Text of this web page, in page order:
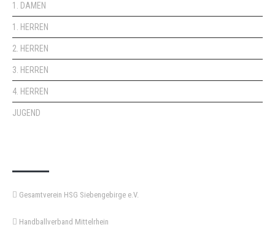
1. DAMEN
1. HERREN
2. HERREN
3. HERREN
4. HERREN
JUGEND
Gesamtverein HSG Siebengebirge e.V.
Handballverband Mittelrhein